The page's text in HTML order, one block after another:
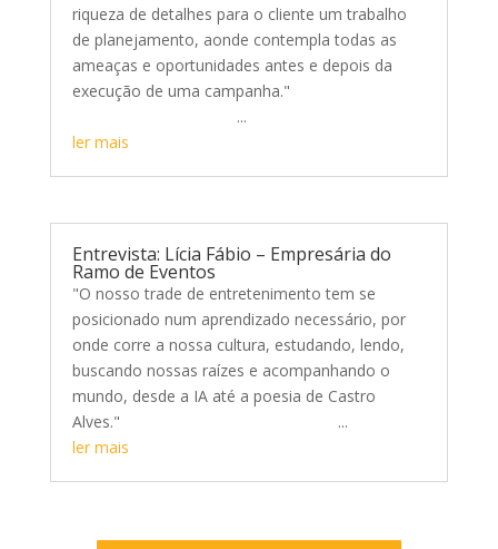
riqueza de detalhes para o cliente um trabalho
de planejamento, aonde contempla todas as
ameaças e oportunidades antes e depois da
execução de uma campanha."
...
ler mais
Entrevista: Lícia Fábio – Empresária do
Ramo de Eventos
"O nosso trade de entretenimento tem se
posicionado num aprendizado necessário, por
onde corre a nossa cultura, estudando, lendo,
buscando nossas raízes e acompanhando o
mundo, desde a IA até a poesia de Castro
Alves." ...
ler mais